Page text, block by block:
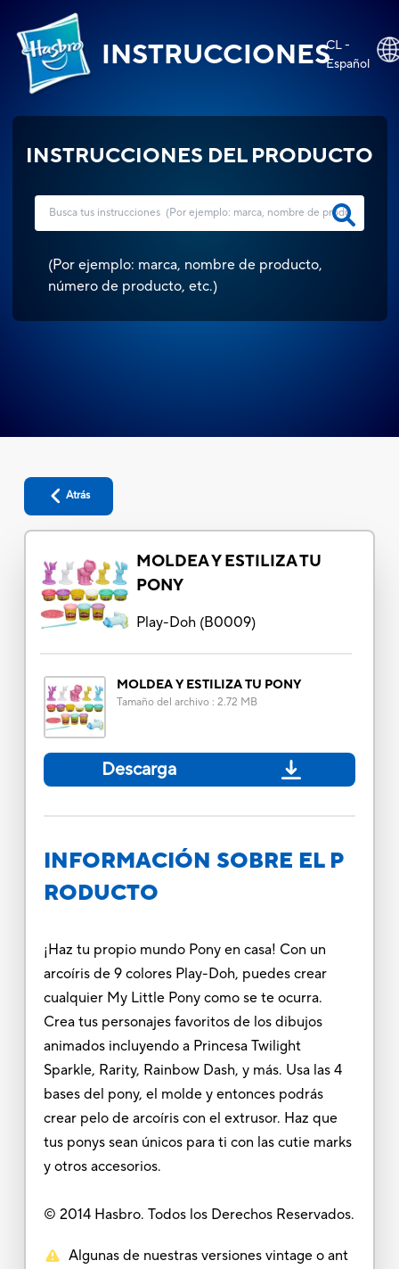
INSTRUCCIONESCL -
Español
INSTRUCCIONES DEL PRODUCTO
(Por ejemplo: marca, nombre de producto,
número de producto, etc.)
Atrás
MOLDEA Y ESTILIZA TU
PONY
Play-Doh(B0009)
MOLDEA Y ESTILIZA TU PONY
Tamaño del archivo: 2.72 MB
Descarga
INFORMACIÓN SOBRE EL P
RODUCTO
¡Haz tu propio mundo Pony en casa! Con un
arcoíris de 9 colores Play-Doh, puedes crear
cualquier My Little Pony como se te ocurra.
Crea tus personajes favoritos de los dibujos
animados incluyendo a Princesa Twilight
Sparkle, Rarity, Rainbow Dash, y más. Usa las 4
bases del pony, el molde y entonces podrás
crear pelo de arcoíris con el extrusor. Haz que
tus ponys sean únicos para ti con las cutie marks
y otros accesorios.
© 2014 Hasbro. Todos los Derechos Reservados.
Algunas de nuestras versiones vintage o ant